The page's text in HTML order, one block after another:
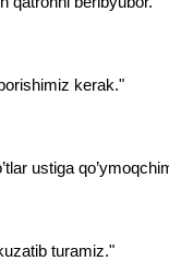
kerak."
ustiga
turamiz."